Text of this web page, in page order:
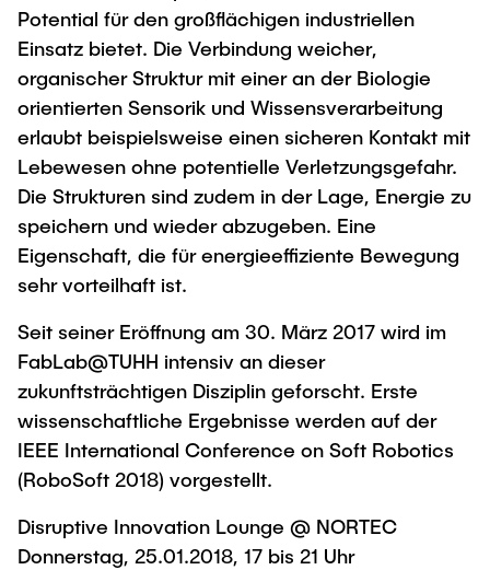
Potential für den großflächigen industriellen
Einsatz bietet. Die Verbindung weicher,
organischer Struktur mit einer an der Biologie
orientierten Sensorik und Wissensverarbeitung
erlaubt beispielsweise einen sicheren Kontakt mit
Lebewesen ohne potentielle Verletzungsgefahr.
Die Strukturen sind zudem in der Lage, Energie zu
speichern und wieder abzugeben. Eine
Eigenschaft, die für energieeffiziente Bewegung
sehr vorteilhaft ist.
Seit seiner Eröffnung am 30. März 2017 wird im
FabLab@TUHH intensiv an dieser
zukunftsträchtigen Disziplin geforscht. Erste
wissenschaftliche Ergebnisse werden auf der
IEEE International Conference on Soft Robotics
(RoboSoft 2018) vorgestellt.
Disruptive Innovation Lounge @ NORTEC
Donnerstag, 25.01.2018, 17 bis 21 Uhr